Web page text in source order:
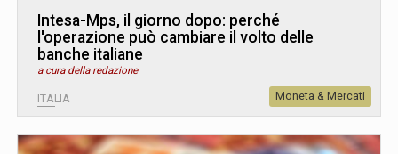
Intesa-Mps, il giorno dopo: perché
l'operazione può cambiare il volto delle
banche italiane
a cura della redazione
ITALIA Moneta & Mercati